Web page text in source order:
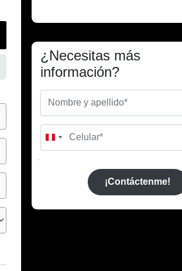
¿Necesitas más
información?
Peru
¡Contáctenme!